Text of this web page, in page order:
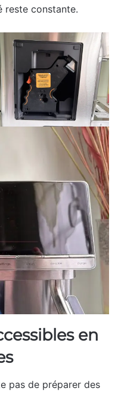
reste constante.
en
pas de préparer des